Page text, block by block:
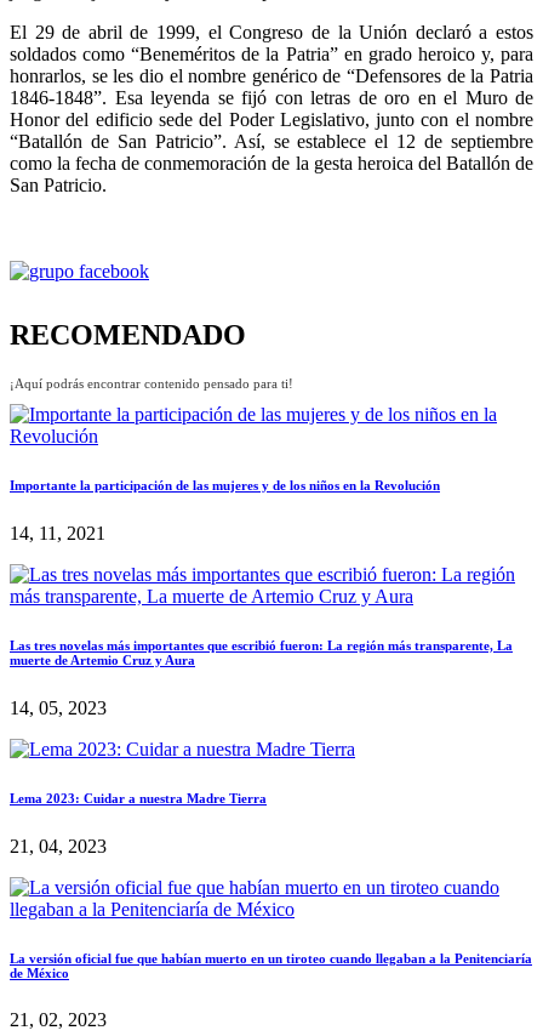
El 29 de abril de 1999, el Congreso de la Unión declaró a estos
soldados como “Beneméritos de la Patria” en grado heroico y, para
honrarlos, se les dio el nombre genérico de “Defensores de la Patria
1846-1848”. Esa leyenda se fijó con letras de oro en el Muro de
Honor del edificio sede del Poder Legislativo, junto con el nombre
“Batallón de San Patricio”. Así, se establece el 12 de septiembre
como la fecha de conmemoración de la gesta heroica del Batallón de
San Patricio.
RECOMENDADO
¡Aquí podrás encontrar contenido pensado para ti!
Importante la participación de las mujeres y de los niños en la Revolución
14, 11, 2021
Las tres novelas más importantes que escribió fueron: La región más transparente, La
muerte de Artemio Cruz y Aura
14, 05, 2023
Lema 2023: Cuidar a nuestra Madre Tierra
21, 04, 2023
La versión oficial fue que habían muerto en un tiroteo cuando llegaban a la Penitenciaría
de México
21, 02, 2023